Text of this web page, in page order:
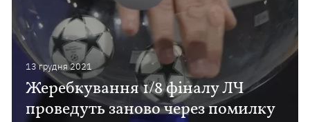
13 грудня 2021
Жеребкування 1/8 фіналу ЛЧ
проведуть заново через помилку